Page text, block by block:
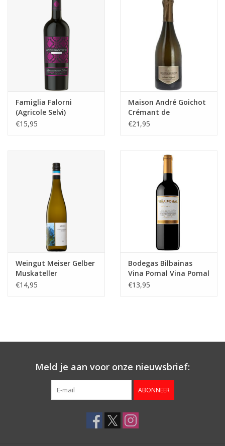
Famiglia Falorni
(Agricole Selvi)
Arrogantone Nero
€15,95
Maison André Goichot
Crémant de
Bourgogne
€21,95
Weingut Meiser Gelber
Muskateller
€14,95
Bodegas Bilbainas
Vina Pomal Vina Pomal
Crianza
€13,95
Meld je aan voor onze nieuwsbrief:
ABONNEER